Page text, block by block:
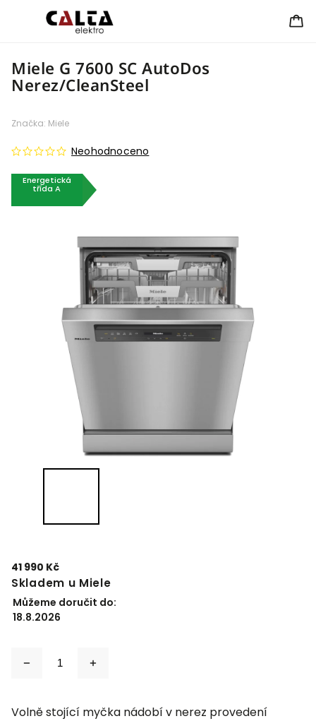
Miele G 7600 SC AutoDos
Nerez/CleanSteel
Energetická
třída A
Neohodnoceno
Značka: Miele
41 990 Kč
Skladem u Miele
Můžeme doručit do:
18.8.2026
Volně stojící myčka nádobí v nerez provedení